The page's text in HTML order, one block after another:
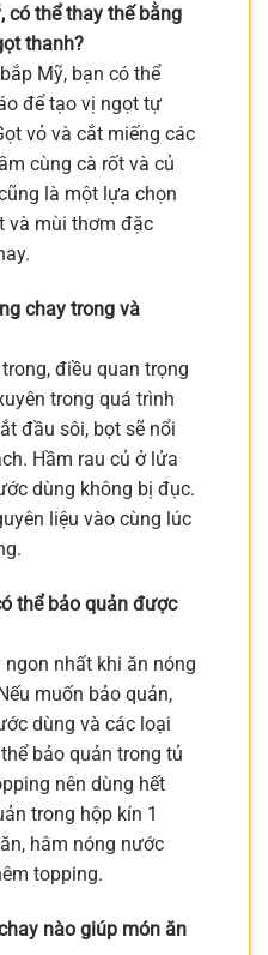
có thể thay thế bằng
thanh?
Mỹ, bạn có thể
để tạo vị ngọt tự
vỏ và cắt miếng các
cùng cà rốt và củ
là một lựa chọn
và mùi thơm đặc
chay trong và
điều quan trọng
trong quá trình
đầu sôi, bọt sẽ nổi
Hầm rau củ ở lửa
dùng không bị đục.
liệu vào cùng lúc
thể bảo quản được
nhất khi ăn nóng
muốn bảo quản,
dùng và các loại
bảo quản trong tủ
nên dùng hết
trong hộp kín 1
hâm nóng nước
topping.
nào giúp món ăn